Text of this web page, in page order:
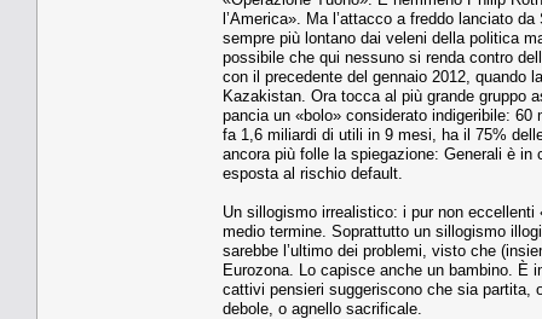
l’America». Ma l’attacco a freddo lanciato
sempre più lontano dai veleni della politica
possibile che qui nessuno si renda contro
con il precedente del gennaio 2012, quando
Kazakistan. Ora tocca al più grande gruppo
pancia un «bolo» considerato indigeribile:
fa 1,6 miliardi di utili in 9 mesi, ha il 75%
ancora più folle la spiegazione: Generali è
esposta al rischio default.
Un sillogismo irrealistico: i pur non eccellenti
medio termine. Soprattutto un sillogismo
sarebbe l’ultimo dei problemi, visto che
Eurozona. Lo capisce anche un bambino. È
cattivi pensieri suggeriscono che sia partita,
debole, o agnello sacrificale.